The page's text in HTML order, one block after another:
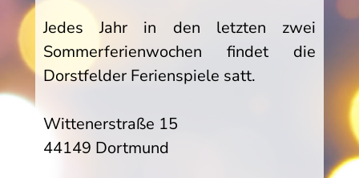
Jedes Jahr in den letzten zwei
Sommerferienwochen findet die
Dorstfelder Ferienspiele satt.
Wittenerstraße 15
44149 Dortmund